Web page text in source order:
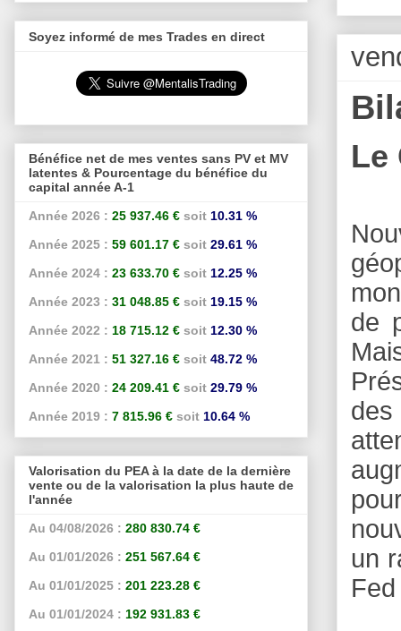
Le
de
des
un
Soyez informé de mes Trades en direct
Bénéfice net de mes ventes sans PV et MV
latentes & Pourcentage du bénéfice du
capital année A-1
Année 2026 : 25 937.46 € soit 10.31 %
Année 2025 : 59 601.17 € soit 29.61 %
Année 2024 : 23 633.70 € soit 12.25 %
Année 2023 : 31 048.85 € soit 19.15 %
Année 2022 : 18 715.12 € soit 12.30 %
Année 2021 : 51 327.16 € soit 48.72 %
Année 2020 : 24 209.41 € soit 29.79 %
Année 2019 : 7 815.96 € soit 10.64 %
Valorisation du PEA à la date de la dernière
vente ou de la valorisation la plus haute de
l'année
Au 04/08/2026 : 280 830.74 €
Au 01/01/2026 : 251 567.64 €
Au 01/01/2025 : 201 223.28 €
Au 01/01/2024 : 192 931.83 €